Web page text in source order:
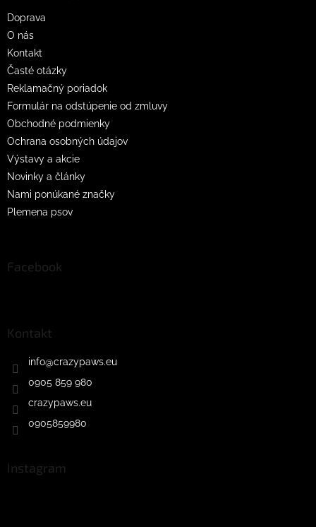
Doprava
O nás
Kontakt
Časté otázky
Reklamačný poriadok
Formulár na odstúpenie od zmluvy
Obchodné podmienky
Ochrana osobných údajov
Výstavy a akcie
Novinky a články
Nami ponúkané značky
Plemena psov
Facebook
Kontakt
info@crazypaws.eu
0905 859 980
crazypaws.eu
0905859980
Instagram